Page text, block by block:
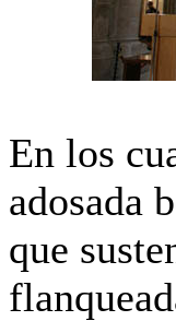
En los
adosada
que